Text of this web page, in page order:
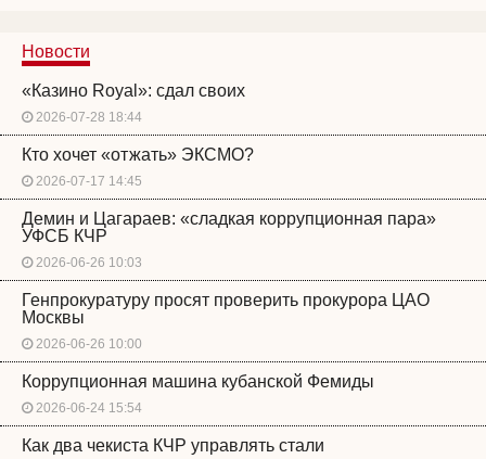
Новости
«Казино Royal»: сдал своих
2026-07-28 18:44
Кто хочет «отжать» ЭКСМО?
2026-07-17 14:45
Демин и Цагараев: «сладкая коррупционная пара»
УФСБ КЧР
2026-06-26 10:03
Генпрокуратуру просят проверить прокурора ЦАО
Москвы
2026-06-26 10:00
Коррупционная машина кубанской Фемиды
2026-06-24 15:54
Как два чекиста КЧР управлять стали